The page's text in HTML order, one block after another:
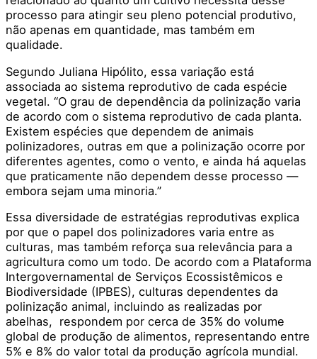
processo para atingir seu pleno potencial produtivo,
não apenas em quantidade, mas também em
qualidade.
Segundo Juliana Hipólito, essa variação está
associada ao sistema reprodutivo de cada espécie
vegetal. “O grau de dependência da polinização varia
de acordo com o sistema reprodutivo de cada planta.
Existem espécies que dependem de animais
polinizadores, outras em que a polinização ocorre por
diferentes agentes, como o vento, e ainda há aquelas
que praticamente não dependem desse processo —
embora sejam uma minoria.”
Essa diversidade de estratégias reprodutivas explica
por que o papel dos polinizadores varia entre as
culturas, mas também reforça sua relevância para a
agricultura como um todo. De acordo com a Plataforma
Intergovernamental de Serviços Ecossistêmicos e
Biodiversidade (IPBES), culturas dependentes da
polinização animal, incluindo as realizadas por
abelhas, respondem por cerca de 35% do volume
global de produção de alimentos, representando entre
5% e 8% do valor total da produção agrícola mundial.